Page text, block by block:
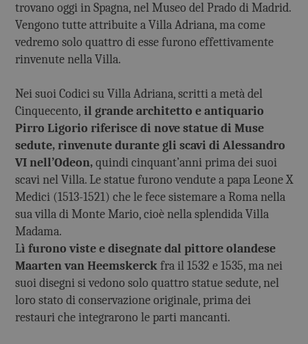
trovano oggi in Spagna, nel Museo del Prado di Madrid.
Vengono tutte attribuite a Villa Adriana, ma come
vedremo solo quattro di esse furono effettivamente
rinvenute nella Villa.
Nei suoi Codici su Villa Adriana, scritti a metà del
Cinquecento, il grande architetto e antiquario
Pirro Ligorio riferisce di nove statue di Muse
sedute, rinvenute durante gli scavi di Alessandro
VI nell’Odeon,quindi cinquant’anni prima dei suoi
scavi nel Villa. Le statue furono vendute a papa Leone X
Medici (1513-1521) che le fece sistemare a Roma nella
sua villa di Monte Mario, cioè nella splendida Villa
Madama.
Lì furono viste e disegnate dal pittore olandese
Maarten van Heemskerckfra il 1532 e 1535, ma nei
suoi disegni si vedono solo quattro statue sedute, nel
loro stato di conservazione originale, prima dei
restauri che integrarono le parti mancanti.